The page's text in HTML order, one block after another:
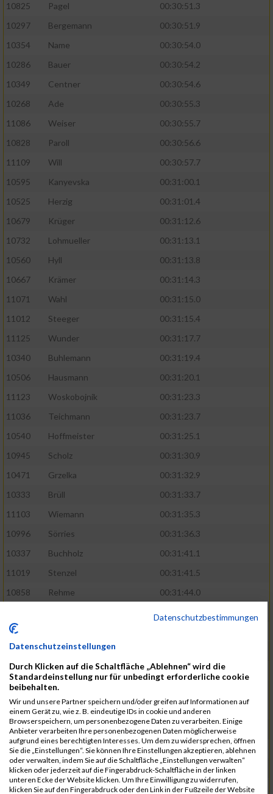
10825
Pagel
00:30:51.3
10297
Bergemann
00:30:51.9
10354
Name
00:30:54.0
10286
Bauer
00:30:54.2
10349
Centner
00:30:54.6
10268
Ade
00:30:55.3
11086
Weiser
00:30:55.7
10828
Paroll
00:30:56.6
11109
Will
00:30:57.7
10595
Kanyevska
00:31:00.1
10525
Herzig
00:31:01.4
10679
Krüger
00:31:12.6
10732
Lohmueller
00:31:13.1
10560
Hyll
00:31:13.8
10667
Krämer
00:31:14.3
11071
Wahl
00:31:15.0
11012
Steeger
00:31:15.4
11125
Wunder
00:31:17.7
10340
Buhlemann
00:31:19.4
10506
Hausmann
00:31:20.1
11123
Woskobojnik
00:31:23.3
11036
Teichmann
00:31:23.7
10540
Hoffmeister
00:31:25.1
10945
Scholz
00:31:30.9
10471
Grzelka
00:31:32.9
10333
Brüll
00:31:33.7
11103
Wiemann
00:31:35.3
10996
Sörries
00:31:36.3
10337
Buchholz
00:31:41.1
11019
Stenzel
00:31:41.5
10858
Rehme
00:31:44.0
10553
11083
Wegner
10646
Köhler
00:31:52.2
10676
Kricke
11128
Wünsch
00:31:58.4
10492
Hanisch
00:31:58.6
10634
Knauft
00:31:59.1
10868
Restemeier
00:31:59.2
10480
Gutsche 00:32:01.9
Datenschutzbestimmungen
Datenschutzeinstellungen
Durch Klicken auf die Schaltfläche „Ablehnen“ wird die
Standardeinstellung nur für unbedingt erforderliche cookie
beibehalten.
Wir und unsere Partner speichern und/oder greifen auf Informationen auf
einem Gerät zu, wie z. B. eindeutige IDs in cookie und anderen
Browserspeichern, um personenbezogene Daten zu verarbeiten. Einige
Anbieter verarbeiten Ihre personenbezogenen Daten möglicherweise
aufgrund eines berechtigten Interesses. Um dem zu widersprechen, öffnen
Sie die „Einstellungen“. Sie können Ihre Einstellungen akzeptieren, ablehnen
oder verwalten, indem Sie auf die Schaltfläche „Einstellungen verwalten“
klicken oder jederzeit auf die Fingerabdruck-Schaltfläche in der linken
unteren Ecke der Website klicken. Um Ihre Einwilligung zu widerrufen,
klicken Sie auf den Fingerabdruck oder den Link in der Fußzeile der Website